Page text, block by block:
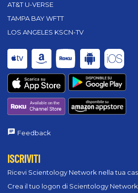
AT&T U-VERSE
TAMPA BAY WFTT
LOS ANGELES KSCN-TV
Feedback
ISCRIVITI
Ricevi Scientology Network nella tua
Crea il tuo logon di Scientology Network